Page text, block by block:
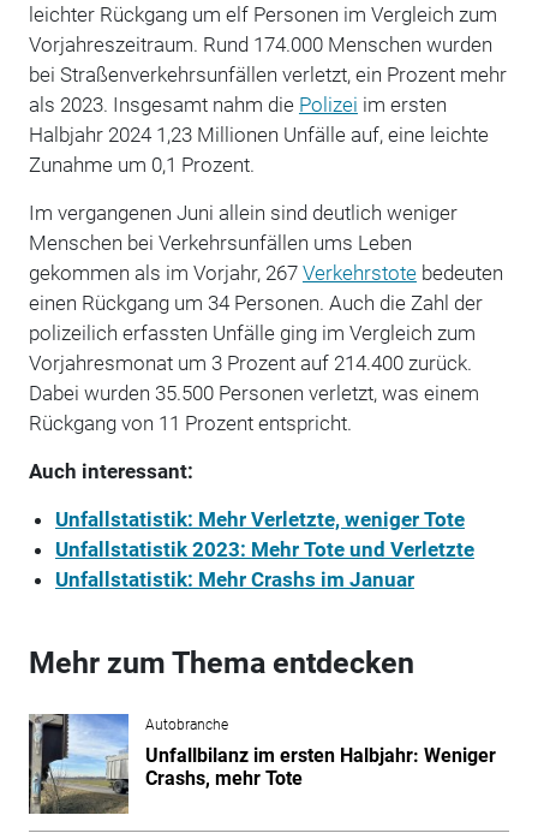
leichter Rückgang um elf Personen im Vergleich zum
Vorjahreszeitraum. Rund 174.000 Menschen wurden
bei Straßenverkehrsunfällen verletzt, ein Prozent mehr
als 2023. Insgesamt nahm die Polizei im ersten
Halbjahr 2024 1,23 Millionen Unfälle auf, eine leichte
Zunahme um 0,1 Prozent.
Im vergangenen Juni allein sind deutlich weniger
Menschen bei Verkehrsunfällen ums Leben
gekommen als im Vorjahr, 267 Verkehrstotebedeuten
einen Rückgang um 34 Personen. Auch die Zahl der
polizeilich erfassten Unfälle ging im Vergleich zum
Vorjahresmonat um 3 Prozent auf 214.400 zurück.
Dabei wurden 35.500 Personen verletzt, was einem
Rückgang von 11 Prozent entspricht.
Auch interessant:
Unfallstatistik: Mehr Verletzte, weniger Tote
Unfallstatistik 2023: Mehr Tote und Verletzte
Unfallstatistik: Mehr Crashs im Januar
Mehr zum Thema entdecken
Autobranche
Unfallbilanz im ersten Halbjahr: Weniger
Crashs, mehr Tote